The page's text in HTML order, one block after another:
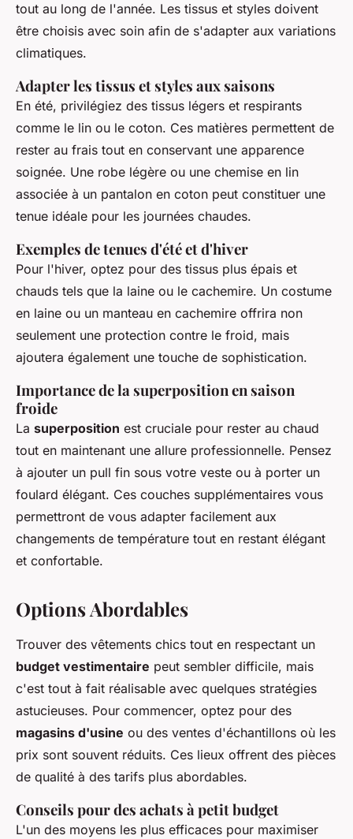
tout au long de l'année. Les tissus et styles doivent
être choisis avec soin afin de s'adapter aux variations
climatiques.
Adapter les tissus et styles aux saisons
En été, privilégiez des tissus légers et respirants
comme le lin ou le coton. Ces matières permettent de
rester au frais tout en conservant une apparence
soignée. Une robe légère ou une chemise en lin
associée à un pantalon en coton peut constituer une
tenue idéale pour les journées chaudes.
Exemples de tenues d'été et d'hiver
Pour l'hiver, optez pour des tissus plus épais et
chauds tels que la laine ou le cachemire. Un costume
en laine ou un manteau en cachemire offrira non
seulement une protection contre le froid, mais
ajoutera également une touche de sophistication.
Importance de la superposition en saison
froide
La superposition est cruciale pour rester au chaud
tout en maintenant une allure professionnelle. Pensez
à ajouter un pull fin sous votre veste ou à porter un
foulard élégant. Ces couches supplémentaires vous
permettront de vous adapter facilement aux
changements de température tout en restant élégant
et confortable.
Options Abordables
Trouver des vêtements chics tout en respectant un
budget vestimentaire peut sembler difficile, mais
c'est tout à fait réalisable avec quelques stratégies
astucieuses. Pour commencer, optez pour des
magasins d'usine ou des ventes d'échantillons où les
prix sont souvent réduits. Ces lieux offrent des pièces
de qualité à des tarifs plus abordables.
Conseils pour des achats à petit budget
L'un des moyens les plus efficaces pour maximiser